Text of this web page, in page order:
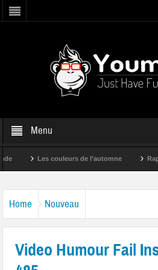
Menu
Les couleurs de l’automne
Home Nouveau
Video Humour Fail